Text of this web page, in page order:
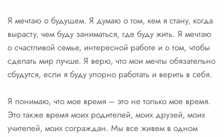
Я мечтаю о будущем. Я думаю о том, кем я стану, когда
вырасту, чем буду заниматься, где буду жить. Я мечтаю
о счастливой семье, интересной работе и о том, чтобы
сделать мир лучше. Я верю, что мои мечты обязательно
сбудутся, если я буду упорно работать и верить в себя.
Я понимаю, что мое время – это не только мое время.
Это также время моих родителей, моих друзей, моих
учителей, моих сограждан. Мы все живем в одном